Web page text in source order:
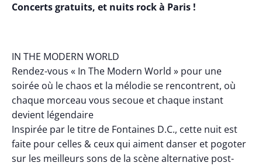
Concerts gratuits, et nuits rock à Paris !
IN THE MODERN WORLD
Rendez-vous « In The Modern World » pour une
soirée où le chaos et la mélodie se rencontrent, où
chaque morceau vous secoue et chaque instant
devient légendaire
Inspirée par le titre de Fontaines D.C., cette nuit est
faite pour celles & ceux qui aiment danser et pogoter
sur les meilleurs sons de la scène alternative post-